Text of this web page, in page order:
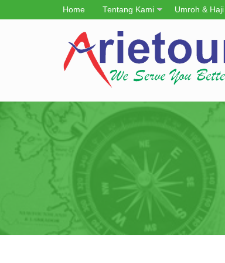
Home Tentang Kami Umroh & Haji